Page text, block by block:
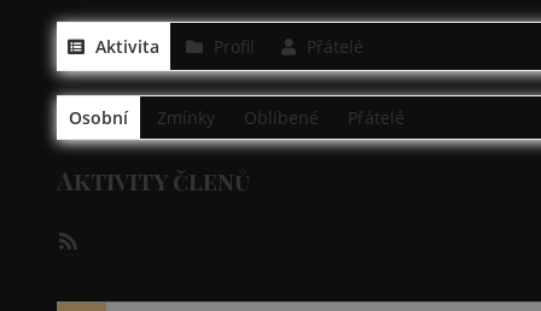
Aktivita Profil Přátelé
Osobní Zmínky Oblíbené Přátelé
Aktivity členů